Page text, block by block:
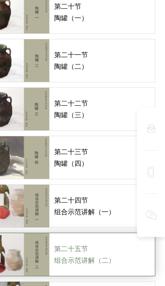
第二十节
陶罐（一）
第二十一节
陶罐（二）
第二十二节
陶罐（三）
第二十三节
陶罐（四）
第二十四节
组合示范讲解（一）
第二十五节
组合示范讲解（二）


